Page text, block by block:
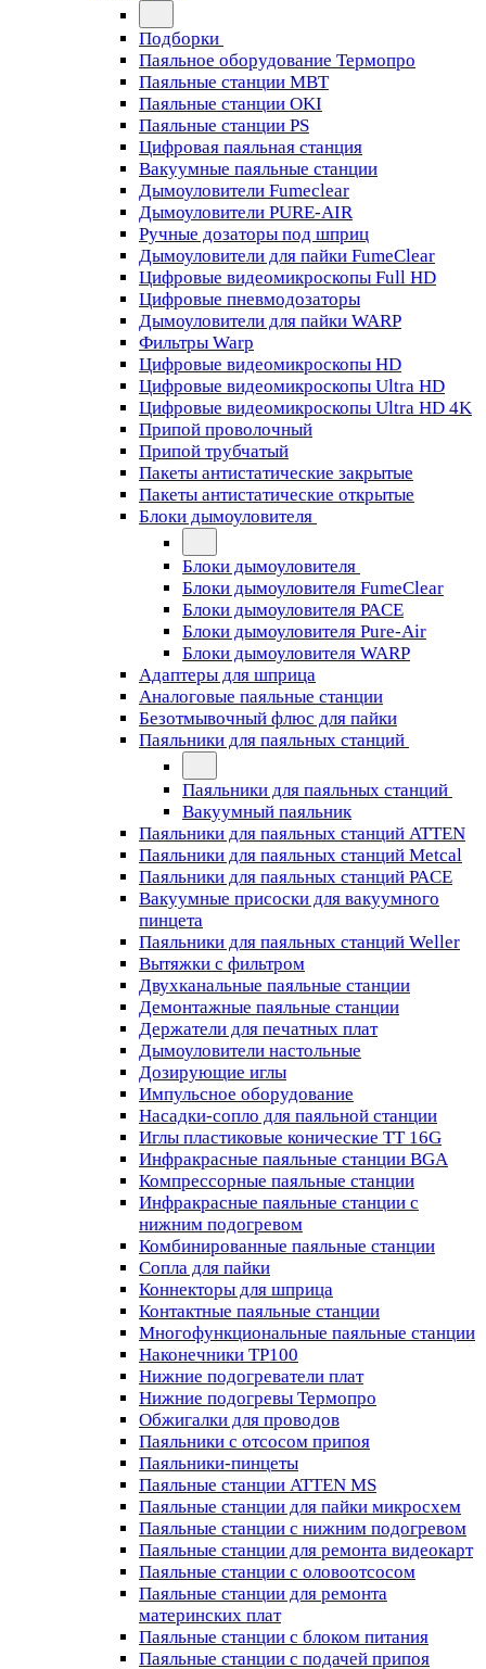
Подборки
Паяльное оборудование Термопро
Паяльные станции MBT
Паяльные станции OKI
Паяльные станции PS
Цифровая паяльная станция
Вакуумные паяльные станции
Дымоуловители Fumeclear
Дымоуловители PURE-AIR
Ручные дозаторы под шприц
Дымоуловители для пайки FumeClear
Цифровые видеомикроскопы Full HD
Цифровые пневмодозаторы
Дымоуловители для пайки WARP
Фильтры Warp
Цифровые видеомикроскопы HD
Цифровые видеомикроскопы Ultra HD
Цифровые видеомикроскопы Ultra HD 4K
Припой проволочный
Припой трубчатый
Пакеты антистатические закрытые
Пакеты антистатические открытые
Блоки дымоуловителя
Блоки дымоуловителя
Блоки дымоуловителя FumeClear
Блоки дымоуловителя PACE
Блоки дымоуловителя Pure-Air
Блоки дымоуловителя WARP
Адаптеры для шприца
Аналоговые паяльные станции
Безотмывочный флюс для пайки
Паяльники для паяльных станций
Паяльники для паяльных станций
Вакуумный паяльник
Паяльники для паяльных станций ATTEN
Паяльники для паяльных станций Metcal
Паяльники для паяльных станций PACE
Вакуумные присоски для вакуумного
пинцета
Паяльники для паяльных станций Weller
Вытяжки с фильтром
Двухканальные паяльные станции
Демонтажные паяльные станции
Держатели для печатных плат
Дымоуловители настольные
Дозирующие иглы
Импульсное оборудование
Насадки-сопло для паяльной станции
Иглы пластиковые конические TT 16G
Инфракрасные паяльные станции BGA
Компрессорные паяльные станции
Инфракрасные паяльные станции с
нижним подогревом
Комбинированные паяльные станции
Сопла для пайки
Коннекторы для шприца
Контактные паяльные станции
Многофункциональные паяльные станции
Наконечники TP100
Нижние подогреватели плат
Нижние подогревы Термопро
Обжигалки для проводов
Паяльники с отсосом припоя
Паяльники-пинцеты
Паяльные станции ATTEN MS
Паяльные станции для пайки микросхем
Паяльные станции с нижним подогревом
Паяльные станции для ремонта видеокарт
Паяльные станции с оловоотсосом
Паяльные станции для ремонта
материнских плат
Паяльные станции с блоком питания
Паяльные станции с подачей припоя